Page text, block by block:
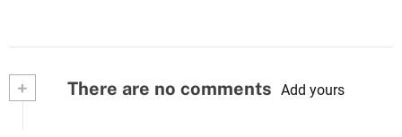
+ There are no comments Add yours